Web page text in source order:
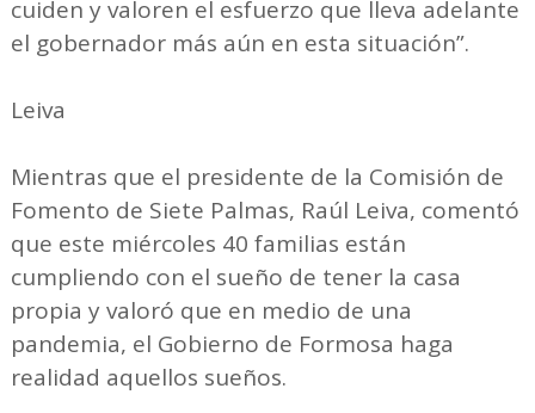
cuiden y valoren el esfuerzo que lleva adelante
el gobernador más aún en esta situación”.
Leiva
Mientras que el presidente de la Comisión de
Fomento de Siete Palmas, Raúl Leiva, comentó
que este miércoles 40 familias están
cumpliendo con el sueño de tener la casa
propia y valoró que en medio de una
pandemia, el Gobierno de Formosa haga
realidad aquellos sueños.